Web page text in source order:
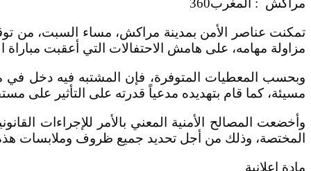
مراكش : المغرب360
تمكنت عناصر الأمن بمدينة مراكش، مساء السبت، من
مزاولة مهامه، على هامش الاحتفالات التي أعقبت
وبحسب المعطيات المتوفرة، فإن المشتبه فيه دخل في
مسيئة، كما قام بتهديده مدعياً قدرته على التأثير على
وأخضعت المصالح الأمنية المعني بالأمر للإجراءات
المختصة، وذلك من أجل تحديد جميع ظروف وملابسات هذه
مادة إعلانية